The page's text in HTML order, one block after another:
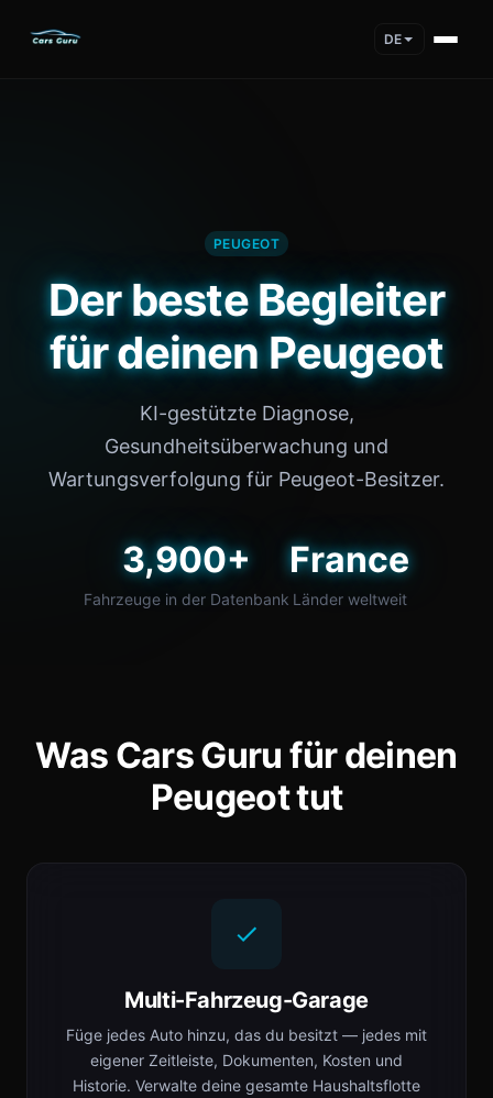
DE
PEUGEOT
Der beste Begleiter
für deinen Peugeot
KI-gestützte Diagnose,
Gesundheitsüberwachung und
Wartungsverfolgung für Peugeot-Besitzer.
3,900+
Fahrzeuge in der Datenbank
France
Länder weltweit
Was Cars Guru für deinen
Peugeot tut
Multi-Fahrzeug-Garage
Füge jedes Auto hinzu, das du besitzt — jedes mit
eigener Zeitleiste, Dokumenten, Kosten und
Historie. Verwalte deine gesamte Haushaltsflotte